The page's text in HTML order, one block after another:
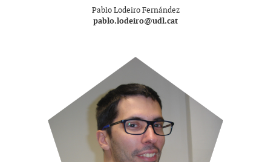
Pablo Lodeiro Fernández
pablo.lodeiro@udl.cat